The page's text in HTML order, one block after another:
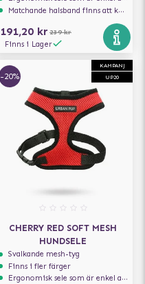
Matchande halsband finns att köpa till
191,20 kr 239 kr
Finns i Lager
KAMPANJ
UP20
-20%
CHERRY RED SOFT MESH
HUNDSELE
Svalkande mesh-tyg
Finns i fler färger
Ergonomisk sele som är enkel att ta på och av